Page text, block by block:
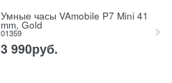
Умные часы VAmobile P7 Mini 41
mm, Gold
01359
3 990руб.